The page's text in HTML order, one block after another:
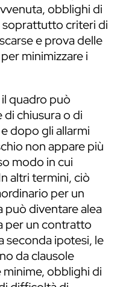
obblighi di
soprattutto criteri di
e prova delle
minimizzare i
quadro può
chiusura o di
dopo gli allarmi
non appare più
modo in cui
altri termini, ciò
per un
diventare alea
per un contratto
seconda ipotesi, le
da clausole
obblighi di